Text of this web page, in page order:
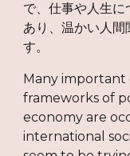
で、仕事や人生
あり、温かい人
す。
Many important
frameworks of
economy are
international